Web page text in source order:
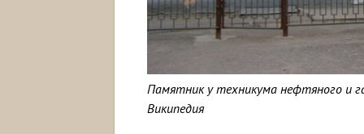
Памятник у техникума нефтяного и
Википедия